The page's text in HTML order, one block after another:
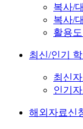
복사/
복사/
활용
최신/인기
최신
인기
해외자료신